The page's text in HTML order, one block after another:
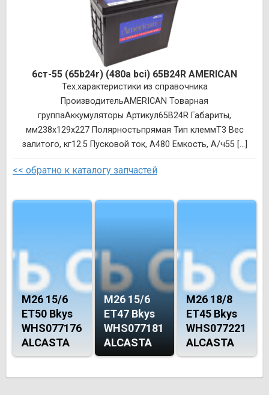
6ст-55 (65b24r) (480a bci) 65B24R AMERICAN
Тех.характеристики из справочника
ПроизводительAMERICAN Товарная
группаАккумуляторы Артикул65B24R Габариты,
мм238x129x227 Полярностьпрямая Тип клеммT3 Вес
залитого, кг12.5 Пусковой ток, А480 Емкость, А/ч55 [...]
<< обратно к каталогу запчастей
M26 15/6
ET50 Bkys
WHS077176
ALCASTA
M26 15/6
ET47 Bkys
WHS077181
ALCASTA
M26 18/8
ET45 Bkys
WHS077221
ALCASTA